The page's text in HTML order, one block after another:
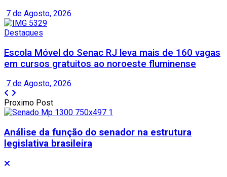
7 de Agosto, 2026
Destaques
Escola Móvel do Senac RJ leva mais de 160 vagas
em cursos gratuitos ao noroeste fluminense
7 de Agosto, 2026
Proximo Post
Análise da função do senador na estrutura
legislativa brasileira